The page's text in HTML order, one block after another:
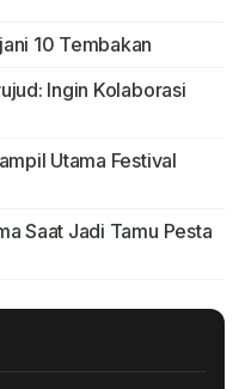
10 Tembakan
Ingin Kolaborasi
Utama Festival
Saat Jadi Tamu Pesta